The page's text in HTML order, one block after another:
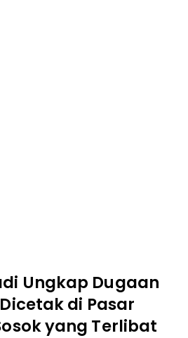
Ungkap Dugaan
di Pasar
yang Terlibat